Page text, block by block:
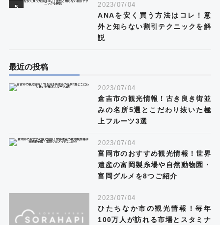
2023/07/04
ANAを安く買う方法はコレ！意
外と知らない割引テクニックを解
説
最近の投稿
2023/07/04
倉吉市の観光情報！古き良き街並
みの名所5選とこだわり抜いた極
上フルーツ3選
2023/07/04
富岡市のおすすめ観光情報！世界
遺産の富岡製糸場や自然動物園・
富岡グルメを8つご紹介
2023/07/04
ひたちなか市の観光情報！毎年
100万人が訪れる市場とスタミナ